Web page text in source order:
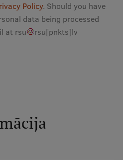
Policy. Should you have
data being processed
at rsu rsu[pnkts]lv